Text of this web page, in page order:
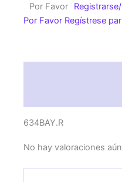
Por Favor
Por Favor Regístrese
634BAY.R
No hay valoraciones